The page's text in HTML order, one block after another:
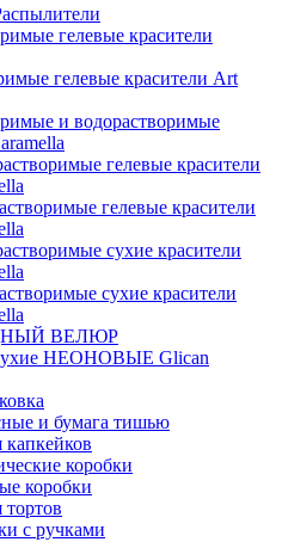
гелевые красители
гелевые красители Art
и водорастворимые
гелевые красители
гелевые красители
сухие красители
сухие красители
ВЕЛЮР
НЕОНОВЫЕ Glican
и бумага тишью
коробки
коробки
с ручками